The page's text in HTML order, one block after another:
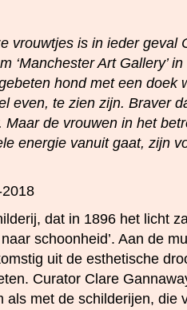
vrouwtjes is in ieder geval
‘Manchester Art Gallery’
hond met een doek
even, te zien zijn. Braver
Maar de vrouwen in het
energie vanuit gaat, zijn
dat in 1896 het licht
schoonheid’. Aan de
uit de esthetische
Curator Clare
als met de schilderijen, die